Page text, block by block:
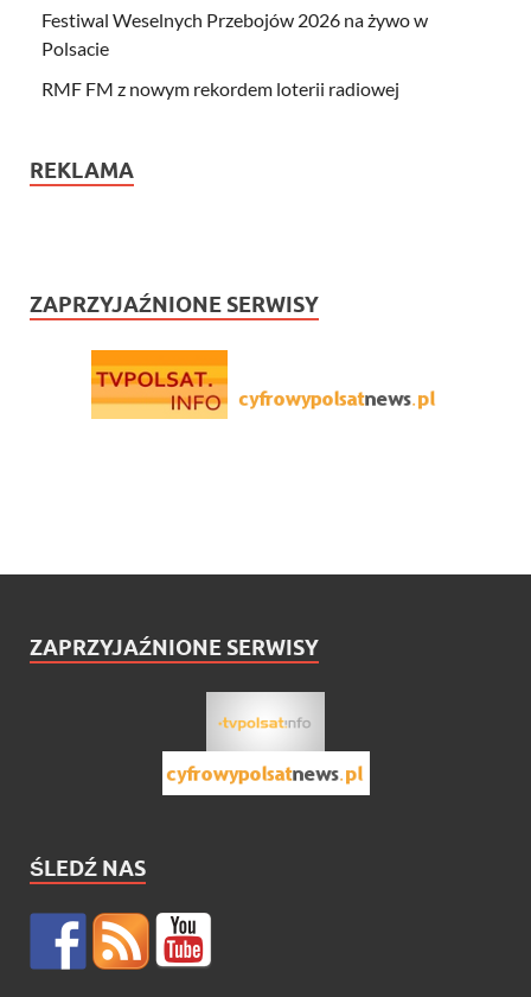
Festiwal Weselnych Przebojów 2026 na żywo w
Polsacie
RMF FM z nowym rekordem loterii radiowej
REKLAMA
ZAPRZYJAŹNIONE SERWISY
ZAPRZYJAŹNIONE SERWISY
ŚLEDŹ NAS